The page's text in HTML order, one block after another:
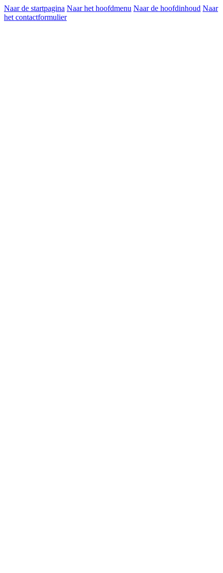
Naar de startpagina Naar het hoofdmenu Naar de hoofdinhoud Naar
het contactformulier